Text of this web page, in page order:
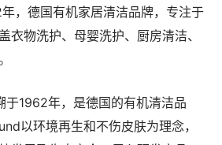
，德国有机家居清洁品牌，专注于
衣物洗护、母婴洗护、厨房清洁、
于1962年，是德国的有机清洁品
以环境再生和不伤皮肤为理念，